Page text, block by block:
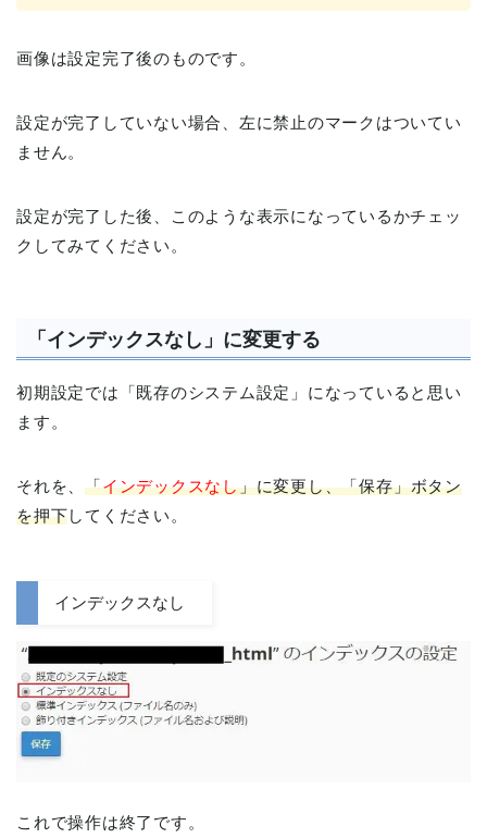
画像は設定完了後のものです。
設定が完了していない場合、左に禁止のマークはついてい
ません。
設定が完了した後、このような表示になっているかチェッ
クしてみてください。
「インデックスなし」に変更する
初期設定では「既存のシステム設定」になっていると思い
ます。
それを、「インデックスなし」に変更し、「保存」ボタン
を押下してください。
インデックスなし
これで操作は終了です。